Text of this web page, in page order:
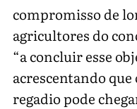
compromisso de
agricultores do
“a concluir esse
acrescentando
regadio pode